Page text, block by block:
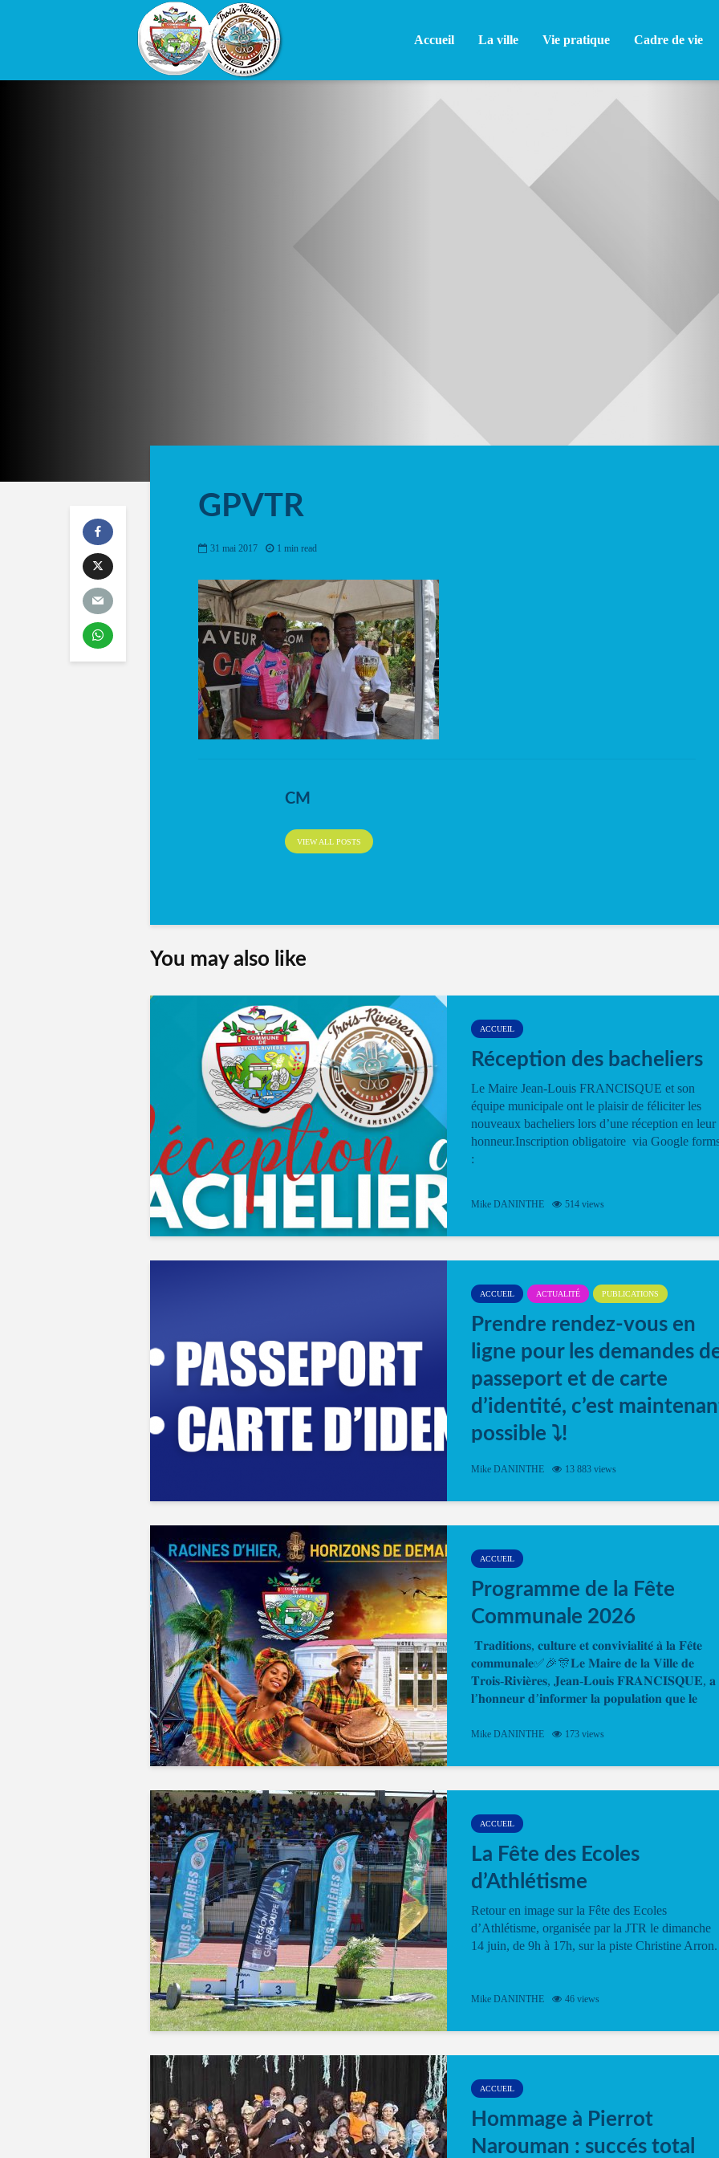
Accueil La ville Vie pratique Cadre de vie
GPVTR
31 mai 2017 1 min read
CM
VIEW ALL POSTS
You may also like
ACCUEIL
Réception des bacheliers
Le Maire Jean-Louis FRANCISQUE et son
équipe municipale ont le plaisir de féliciter les
nouveaux bacheliers lors d’une réception en leur
honneur.Inscription obligatoire via Google
:
Mike DANINTHE 514 views
ACCUEIL ACTUALITÉ PUBLICATIONS
Prendre rendez-vous en
ligne pour les demandes
passeport et de carte
d’identité, c’est
possible ⤵️!
Désormais, il est possible de prendre rendez-vous
Mike DANINTHE 13 883 views
ACCUEIL
Programme de la Fête
Communale 2026
𝐓𝐫𝐚𝐝𝐢𝐭𝐢𝐨𝐧𝐬, 𝐜𝐮𝐥𝐭𝐮𝐫𝐞 𝐞𝐭 𝐜𝐨𝐧𝐯𝐢𝐯𝐢𝐚𝐥𝐢𝐭𝐞́ 𝐚̀ 𝐥𝐚 𝐅𝐞̂𝐭𝐞
𝐜𝐨𝐦𝐦𝐮𝐧𝐚𝐥𝐞✅🎉🎊𝐋𝐞 𝐌𝐚𝐢𝐫𝐞 𝐝𝐞 𝐥𝐚 𝐕𝐢𝐥𝐥𝐞 𝐝𝐞
𝐓𝐫𝐨𝐢𝐬-𝐑𝐢𝐯𝐢𝐞̀𝐫𝐞𝐬, 𝐉𝐞𝐚𝐧-𝐋𝐨𝐮𝐢𝐬 𝐅𝐑𝐀𝐍𝐂𝐈𝐒𝐐𝐔𝐄, 𝐚
𝐥’𝐡𝐨𝐧𝐧𝐞𝐮𝐫 𝐝’𝐢𝐧𝐟𝐨𝐫𝐦𝐞𝐫 𝐥𝐚 𝐩𝐨𝐩𝐮𝐥𝐚𝐭𝐢𝐨𝐧 𝐪𝐮𝐞 𝐥𝐞
Mike DANINTHE 173 views
ACCUEIL
La Fête des Ecoles
d’Athlétisme
Retour en image sur la Fête des Ecoles
d’Athlétisme, organisée par la JTR le dimanche
14 juin, de 9h à 17h, sur la piste Christine Arron.
Mike DANINTHE 46 views
ACCUEIL
Hommage à Pierrot
Narouman : succés total